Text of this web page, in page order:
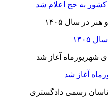
کشور به حج اعلام شد
آغاز شد